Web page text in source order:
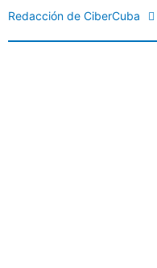
Redacción de CiberCuba